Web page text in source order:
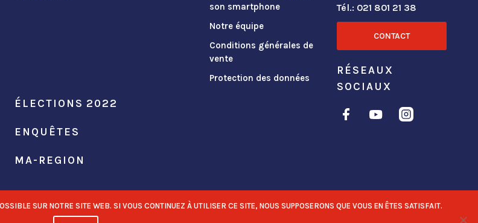
ÉLECTIONS 2022
ENQUÊTES
MA-REGION
son smartphone
Notre équipe
Conditions générales de
vente
Protection des données
Tél.: 021 801 21 38
CONTACT
RÉSEAUX
SOCIAUX
SUR NOTRE SITE WEB. SI VOUS CONTINUEZ À UTILISER CE SITE, NOUS SUPPOSERONS QUE VOUS EN ÊTES SATISFAIT.